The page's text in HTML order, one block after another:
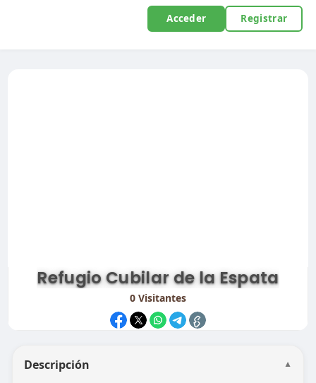
Acceder Registrar
Refugio Cubilar de la Espata
0Visitantes
Descripción ▼